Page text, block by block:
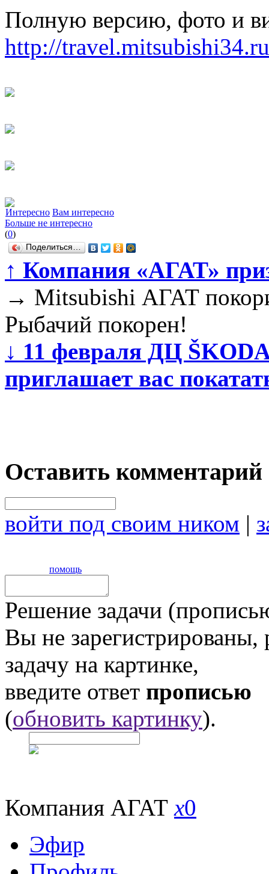
Полную версию, фото и
http://travel.mitsubishi34.ru
Интересно Вам интересно
Больше не интересно
(0)
Поделиться…
↑ Компания «АГАТ»
→ Mitsubishi АГАТ
Рыбачий покорен!
↓ 11 февраля ДЦ
приглашает вас
Оставить комментарий
войти под своим ником |
помощь
Решение задачи
Вы не
задачу на картинке,
введите ответ прописью
(обновить картинку).
Компания АГАТx0
Эфир